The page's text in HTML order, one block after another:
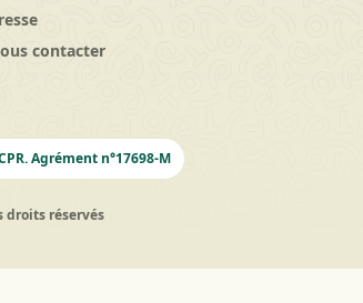
contacter
Agrément n°17698-M
droits réservés